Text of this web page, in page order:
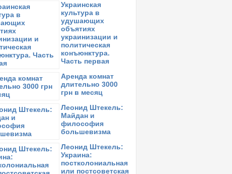
Украинская
культура в
удушающих
объятиях
украинизации и
политическая
конъюнктура.
Часть первая
Аренда комнат
длительно 3000
грн в месяц
Леонид Штекель:
Майдан и
философия
большевизма
Леонид Штекель:
Украина:
постколониальная
или постсоветская